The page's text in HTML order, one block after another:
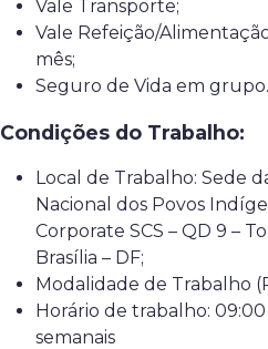
Vale Transporte;
Vale Refeição/
mês;
Seguro de Vida em grupo.
Condições do Trabalho:
Local de Trabalho: Sede
Nacional dos Povos
Corporate SCS – QD 9 –
Brasília – DF;
Modalidade de Trabalho
Horário de trabalho: 09:00
semanais